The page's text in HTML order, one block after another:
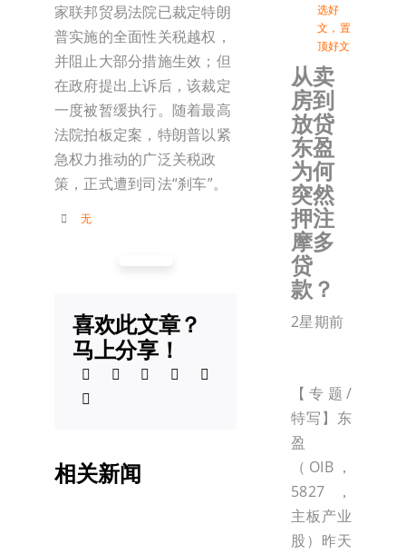
家联邦贸易法院已裁定特朗
普实施的全面性关税越权，
并阻止大部分措施生效；但
在政府提出上诉后，该裁定
一度被暂缓执行。随着最高
法院拍板定案，特朗普以紧
急权力推动的广泛关税政
策，正式遭到司法“刹车”。
无
喜欢此文章？
马上分享！
相关新闻
选好
文 ， 置
顶好文
从卖
房到
放贷
东盈
为何
突然
押注
摩多
贷
款？
2星期前
【专题/
特写】东
盈
（OIB，
5827，
主板产业
股）昨天